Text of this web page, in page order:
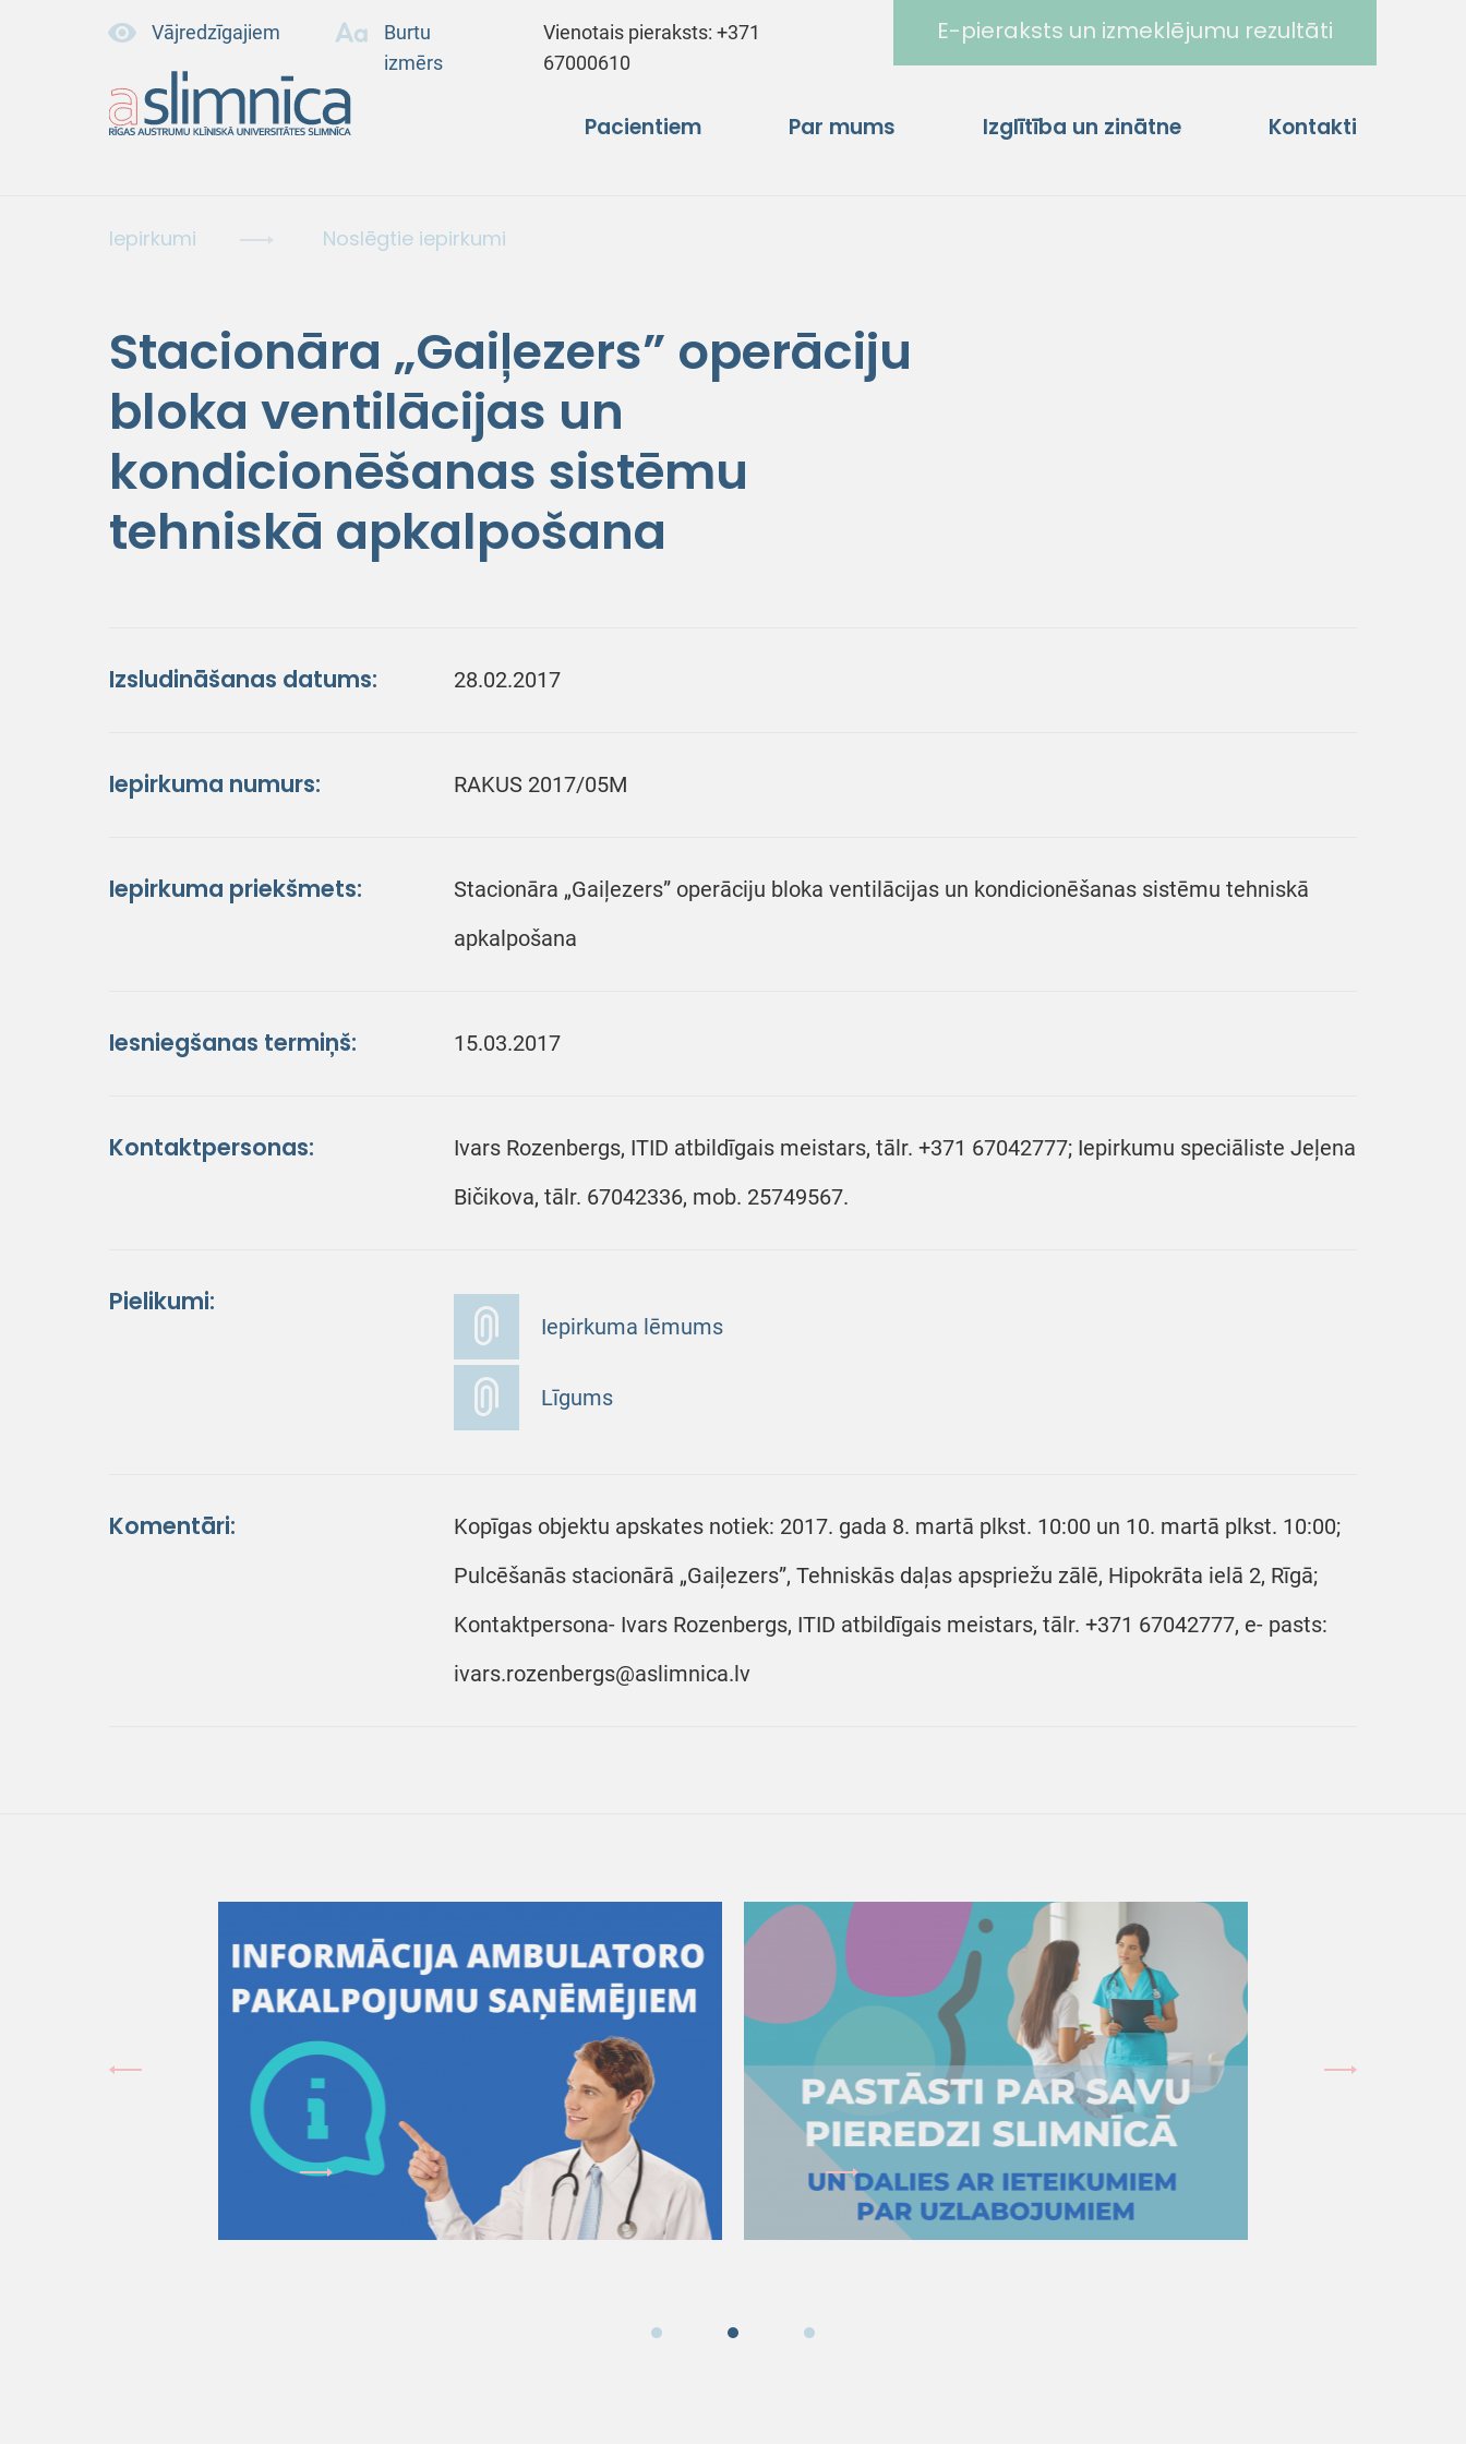
Vājredzīgajiem
Burtu
izmērs
Vienotais pieraksts:+371
67000610
E-pieraksts un izmeklējumu rezultāti
Pacientiem Par mums Izglītība un zinātne Kontakti
Iepirkumi Noslēgtie iepirkumi
Stacionāra „Gaiļezers” operāciju
bloka ventilācijas un
kondicionēšanas sistēmu
tehniskā apkalpošana
Izsludināšanas datums: 28.02.2017
Iepirkuma numurs: RAKUS 2017/05M
Iepirkuma priekšmets:
Stacionāra „Gaiļezers” operāciju bloka ventilācijas un kondicionēšanas sistēmu tehniskā
apkalpošana
Iesniegšanas termiņš: 15.03.2017
Kontaktpersonas:
Ivars Rozenbergs, ITID atbildīgais meistars, tālr. +371 67042777; Iepirkumu speciāliste Jeļena
Bičikova, tālr. 67042336, mob. 25749567.
Pielikumi:
Iepirkuma lēmums
Līgums
Komentāri:
Kopīgas objektu apskates notiek: 2017. gada 8. martā plkst. 10:00 un 10. martā plkst. 10:00;
Pulcēšanās stacionārā „Gaiļezers”, Tehniskās daļas apspriežu zālē, Hipokrāta ielā 2, Rīgā;
Kontaktpersona- Ivars Rozenbergs, ITID atbildīgais meistars, tālr. +371 67042777, e- pasts:
ivars.rozenbergs@aslimnica.lv